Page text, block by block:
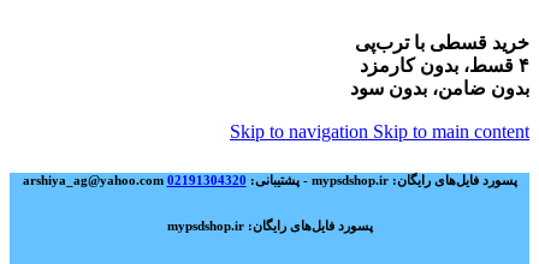
خرید قسطی با ترب‌پی
۴ قسط، بدون کارمزد
بدون ضامن، بدون سود
Skip to navigation Skip to main content
پسورد فایل‌های رایگان: mypsdshop.ir - پشتیبانی: arshiya_ag@yahoo.com 02191304320
پسورد فایل‌های رایگان: mypsdshop.ir